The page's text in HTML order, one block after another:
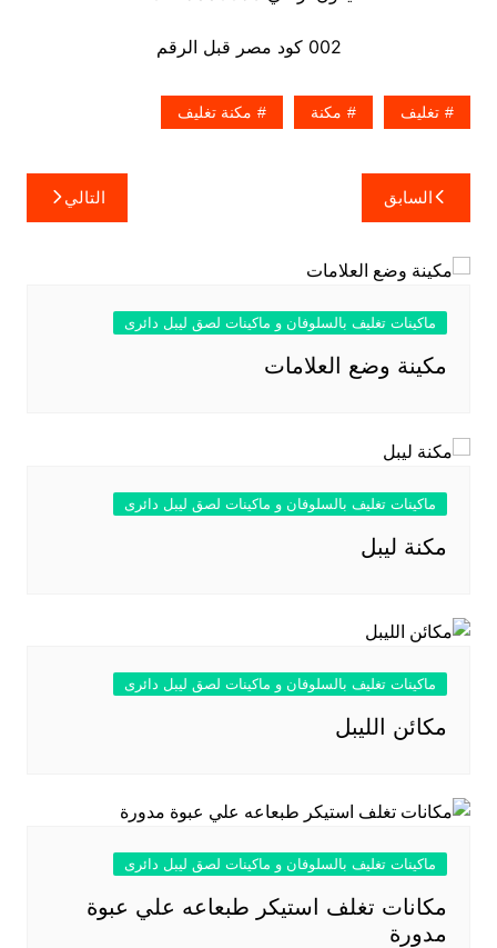
002 كود مصر قبل الرقم
تغليف مكنة مكنة تغليف
تصفّح
المقالات
السابق التالي
ماكينات تغليف بالسلوفان و ماكينات لصق ليبل دائرى
مكينة وضع العلامات
ماكينات تغليف بالسلوفان و ماكينات لصق ليبل دائرى
مكنة ليبل
ماكينات تغليف بالسلوفان و ماكينات لصق ليبل دائرى
مكائن الليبل
ماكينات تغليف بالسلوفان و ماكينات لصق ليبل دائرى
مكانات تغلف استيكر طبعاعه علي عبوة
مدورة